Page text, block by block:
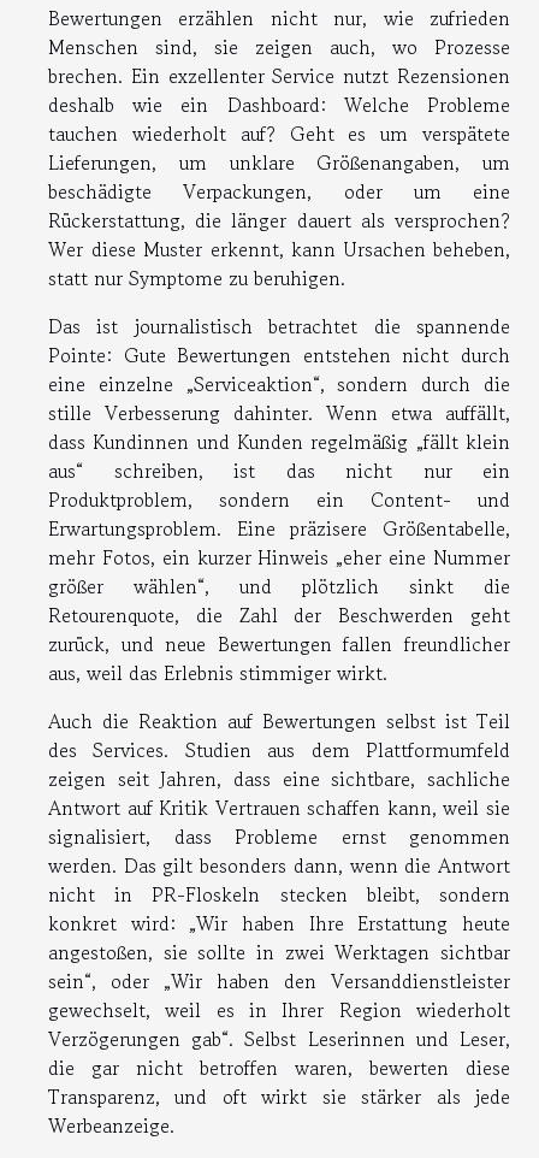
Bewertungen erzählen nicht nur, wie zufrieden
Menschen sind, sie zeigen auch, wo Prozesse
brechen. Ein exzellenter Service nutzt Rezensionen
deshalb wie ein Dashboard: Welche Probleme
tauchen wiederholt auf? Geht es um verspätete
Lieferungen, um unklare Größenangaben, um
beschädigte Verpackungen, oder um eine
Rückerstattung, die länger dauert als versprochen?
Wer diese Muster erkennt, kann Ursachen beheben,
statt nur Symptome zu beruhigen.
Das ist journalistisch betrachtet die spannende
Pointe: Gute Bewertungen entstehen nicht durch
eine einzelne „Serviceaktion“, sondern durch die
stille Verbesserung dahinter. Wenn etwa auffällt,
dass Kundinnen und Kunden regelmäßig „fällt klein
aus“ schreiben, ist das nicht nur ein
Produktproblem, sondern ein Content- und
Erwartungsproblem. Eine präzisere Größentabelle,
mehr Fotos, ein kurzer Hinweis „eher eine Nummer
größer wählen“, und plötzlich sinkt die
Retourenquote, die Zahl der Beschwerden geht
zurück, und neue Bewertungen fallen freundlicher
aus, weil das Erlebnis stimmiger wirkt.
Auch die Reaktion auf Bewertungen selbst ist Teil
des Services. Studien aus dem Plattformumfeld
zeigen seit Jahren, dass eine sichtbare, sachliche
Antwort auf Kritik Vertrauen schaffen kann, weil sie
signalisiert, dass Probleme ernst genommen
werden. Das gilt besonders dann, wenn die Antwort
nicht in PR-Floskeln stecken bleibt, sondern
konkret wird: „Wir haben Ihre Erstattung heute
angestoßen, sie sollte in zwei Werktagen sichtbar
sein“, oder „Wir haben den Versanddienstleister
gewechselt, weil es in Ihrer Region wiederholt
Verzögerungen gab“. Selbst Leserinnen und Leser,
die gar nicht betroffen waren, bewerten diese
Transparenz, und oft wirkt sie stärker als jede
Werbeanzeige.